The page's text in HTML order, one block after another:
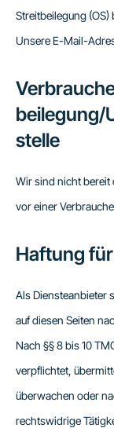
Streitbeilegung (OS)
Unsere E-Mail-
stelle
Wir sind nicht bereit
vor einer
Haftung
Als Diensteanbieter
auf diesen Seiten
Nach §§ 8 bis 10
verpflichtet,
überwachen oder
rechtswidrige